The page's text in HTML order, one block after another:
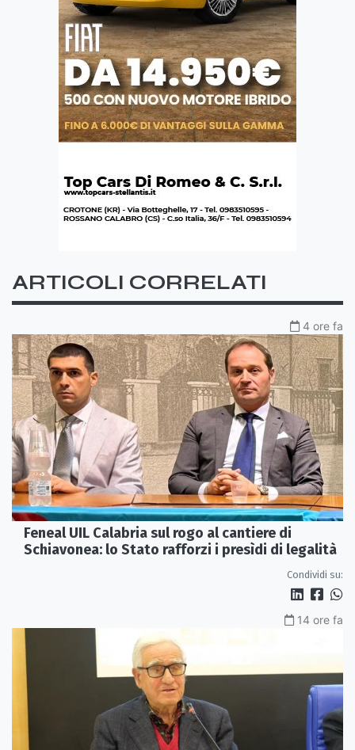
ARTICOLI CORRELATI
4 ore fa
Feneal UIL Calabria sul rogo al cantiere di
Schiavonea: lo Stato rafforzi i presìdi di legalità
Condividi su:
14 ore fa